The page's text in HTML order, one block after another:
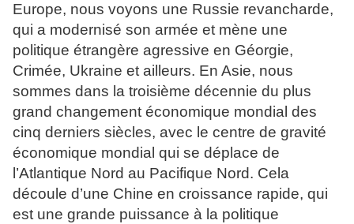
Europe, nous voyons une Russie revancharde,
qui a modernisé son armée et mène une
politique étrangère agressive en Géorgie,
Crimée, Ukraine et ailleurs. En Asie, nous
sommes dans la troisième décennie du plus
grand changement économique mondial des
cinq derniers siècles, avec le centre de gravité
économique mondial qui se déplace de
l’Atlantique Nord au Pacifique Nord. Cela
découle d’une Chine en croissance rapide, qui
est une grande puissance à la politique